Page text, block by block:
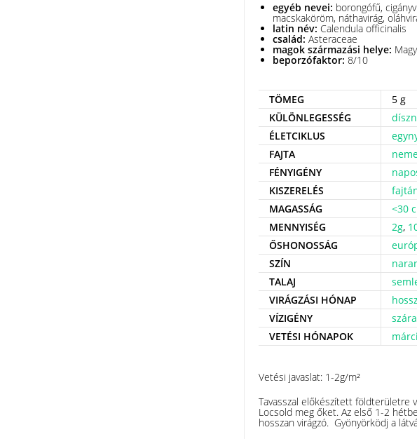
egyéb nevei: borongófű,
macskaköröm, náthavirág,
latin név: Calendula officinalis
család: Asteraceae
magok származási helye:
beporzófaktor: 8/10
TÖMEG
5 g
KÜLÖNLEGESSÉG
ÉLETCIKLUS
FAJTA
FÉNYIGÉNY
KISZERELÉS
MAGASSÁG
<30
MENNYISÉG
2g,
ŐSHONOSSÁG
SZÍN
TALAJ
VIRÁGZÁSI HÓNAP
VÍZIGÉNY
VETÉSI HÓNAPOK
Vetési javaslat: 1-2g/m²
Tavasszal előkészített földterületre
Locsold meg őket. Az első 1-2
hosszan virágzó. Gyönyörködj a